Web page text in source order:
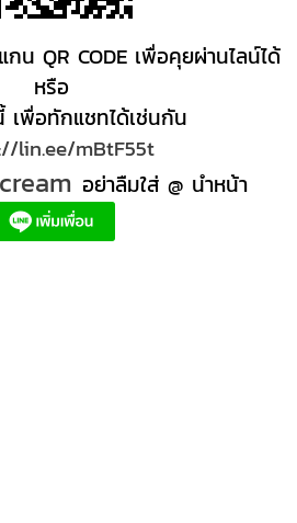
น QR CODE เพื่อคุยผ่านไลน์ได้
หรือ
เพื่อทักแชทได้เช่นกัน
lin.ee/mBtF55t
อย่าลืมใส่ @ นำหน้า